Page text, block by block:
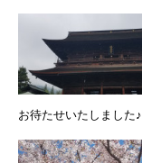
お待たせいたしました♪